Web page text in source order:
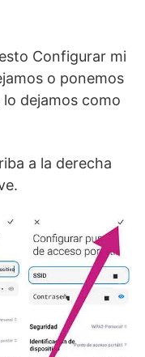
Configurar mi
o ponemos
lo dejamos como
a la derecha